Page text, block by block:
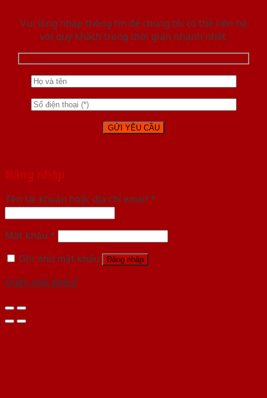
Vui lòng nhập thông tin để chúng tôi có thể liên hệ
với quý khách trong thời gian nhanh nhất.
Đăng nhập
Tên tài khoản hoặc địa chỉ email *
Mật khẩu *
Ghi nhớ mật khẩu
Đăng nhập
Quên mật khẩu?